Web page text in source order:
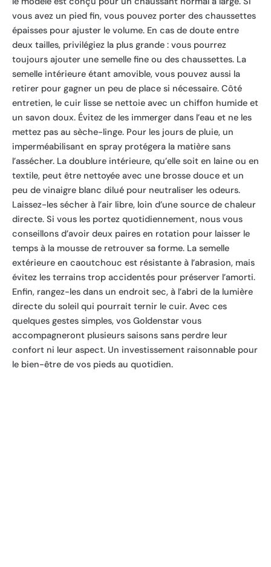
vous avez un pied fin, vous pouvez porter des chaussettes
épaisses pour ajuster le volume. En cas de doute entre
deux tailles, privilégiez la plus grande : vous pourrez
toujours ajouter une semelle fine ou des chaussettes. La
semelle intérieure étant amovible, vous pouvez aussi la
retirer pour gagner un peu de place si nécessaire. Côté
entretien, le cuir lisse se nettoie avec un chiffon humide et
un savon doux. Évitez de les immerger dans l’eau et ne les
mettez pas au sèche-linge. Pour les jours de pluie, un
imperméabilisant en spray protégera la matière sans
l’assécher. La doublure intérieure, qu’elle soit en laine ou en
textile, peut être nettoyée avec une brosse douce et un
peu de vinaigre blanc dilué pour neutraliser les odeurs.
Laissez-les sécher à l’air libre, loin d’une source de chaleur
directe. Si vous les portez quotidiennement, nous vous
conseillons d’avoir deux paires en rotation pour laisser le
temps à la mousse de retrouver sa forme. La semelle
extérieure en caoutchouc est résistante à l’abrasion, mais
évitez les terrains trop accidentés pour préserver l’amorti.
Enfin, rangez-les dans un endroit sec, à l’abri de la lumière
directe du soleil qui pourrait ternir le cuir. Avec ces
quelques gestes simples, vos Goldenstar vous
accompagneront plusieurs saisons sans perdre leur
confort ni leur aspect. Un investissement raisonnable pour
le bien-être de vos pieds au quotidien.